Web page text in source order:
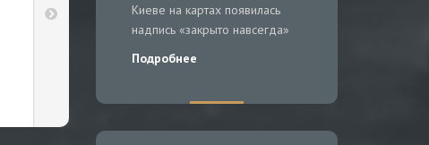
Киеве на картах появилась
надпись «закрыто навсегда»
Подробнее